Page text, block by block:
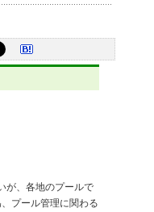
が、各地のプールで
プール管理に関わる